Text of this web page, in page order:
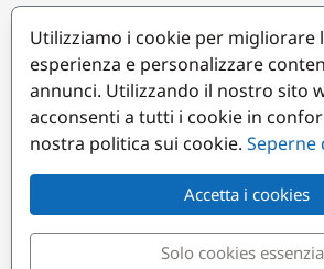
Accesso armatori
Diventare partner
Destinazioni popolari
Utilizziamo i cookie per migliorare
esperienza e personalizzare
annunci. Utilizzando il nostro sito
acconsenti a tutti i cookie in
nostra politica sui cookie. Seperne
Accetta i cookies
Solo cookies